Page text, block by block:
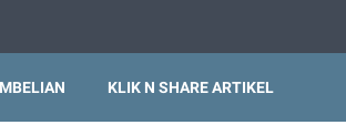
KLIK N SHARE ARTIKEL